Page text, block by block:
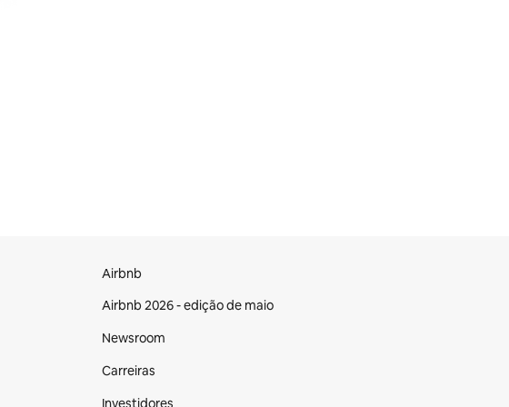
Airbnb
Airbnb 2026 - edição de maio
Newsroom
Carreiras
Investidores